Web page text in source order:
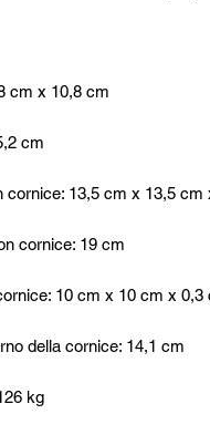
cm x 10,8 cm
cm
cornice: 13,5 cm x 13,5
cornice: 19 cm
10 cm x 10 cm x
della cornice: 14,1 cm
kg